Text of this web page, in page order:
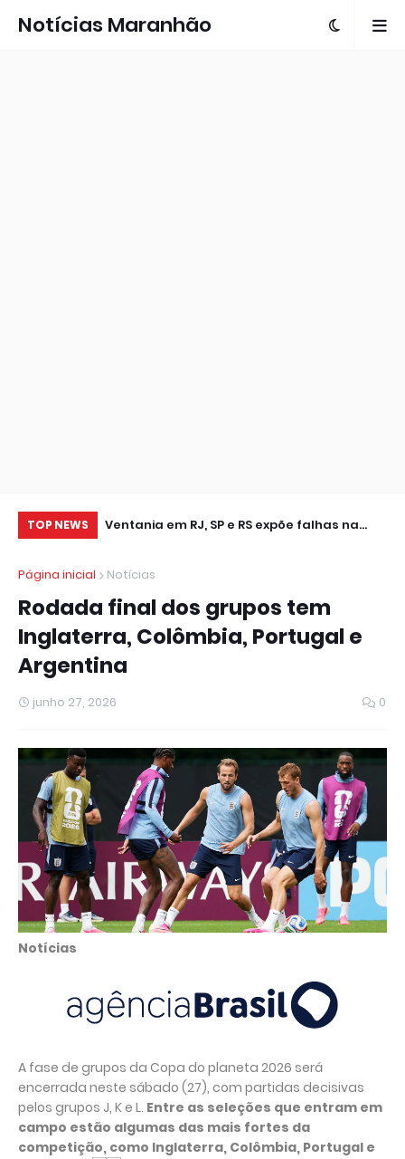
Notícias Maranhão
TOP NEWS
Ventania em RJ, SP e RS expõe falhas na
Página inicial
Notícias
Rodada final dos grupos tem
Inglaterra, Colômbia, Portugal e
Argentina
junho 27, 2026 0
Notícias
A fase de grupos da Copa do planeta 2026 será
encerrada neste sábado (27), com partidas decisivas
pelos grupos J, K e L. Entre as seleções que entram em
campo estão algumas das mais fortes da
competição, como Inglaterra, Colômbia, Portugal e